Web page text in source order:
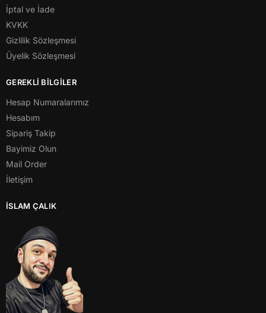
İptal ve İade
KVKK
Gizlilik Sözleşmesi
Üyelik Sözleşmesi
GEREKLİ BİLGİLER
Hesap Numaralarımız
Hesabım
Sipariş Takip
Bayimiz Olun
Mail Order
İletişim
İSLAM ÇALIK